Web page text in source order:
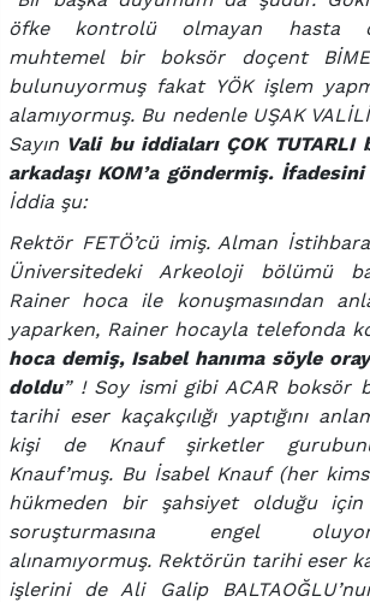
öfke kontrolü olmayan hasta
muhtemel bir boksör doçent
bulunuyormuş fakat YÖK işlem
alamıyormuş. Bu nedenle UŞAK
Sayın Vali bu iddiaları ÇOK
arkadaşı KOM’a göndermiş.
İddia şu:
Rektör FETÖ’cü imiş. Alman
Üniversitedeki Arkeoloji bölümü
Rainer hoca ile konuşmasından
yaparken, Rainer hocayla telefonda
hoca demiş, Isabel hanıma söyle
doldu” ! Soy ismi gibi ACAR boksör
tarihi eser kaçakçılığı yaptığını
kişi de Knauf şirketler
Knauf’muş. Bu İsabel Knauf (her
hükmeden bir şahsiyet olduğu için
soruşturmasına engel
alınamıyormuş. Rektörün tarihi eser
işlerini de Ali Galip